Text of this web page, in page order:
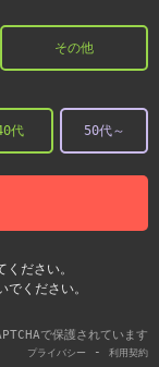
その他
代 50代～
ださい。
ください。
で保護されています
プライバシー - 利用契約